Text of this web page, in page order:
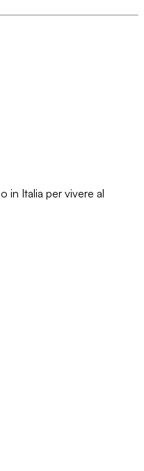
in Italia per vivere al